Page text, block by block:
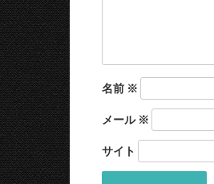
名前 ※
メール※
サイト